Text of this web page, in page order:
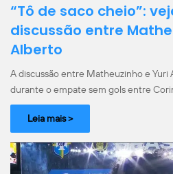
“Tô de saco cheio”:
discussão entre
Alberto
A discussão entre Matheuzinho e Yuri
durante o empate sem gols entre
Leia mais >